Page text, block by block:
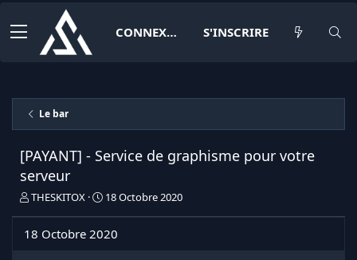
CONNEXION S'INSCRIRE
Le bar
[PAYANT] - Service de graphisme pour votre
serveur
I
t
THESKITOX
D
e
18 Octobre 2020
18 Octobre 2020